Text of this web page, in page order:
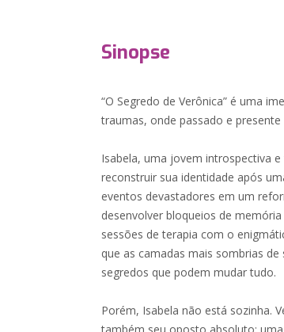
Sinopse
“O Segredo de Verônica” é uma
traumas, onde passado e
Isabela, uma jovem introspectiva
reconstruir sua identidade após
eventos devastadores em um
desenvolver bloqueios de
sessões de terapia com o
que as camadas mais sombrias
segredos que podem mudar tudo.
Porém, Isabela não está sozinha.